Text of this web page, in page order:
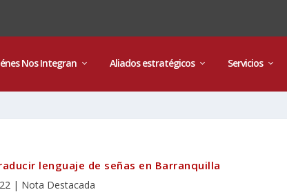
Nos Integran Aliados estratégicos Servicios
lenguaje de señas en Barranquilla
| Nota Destacada